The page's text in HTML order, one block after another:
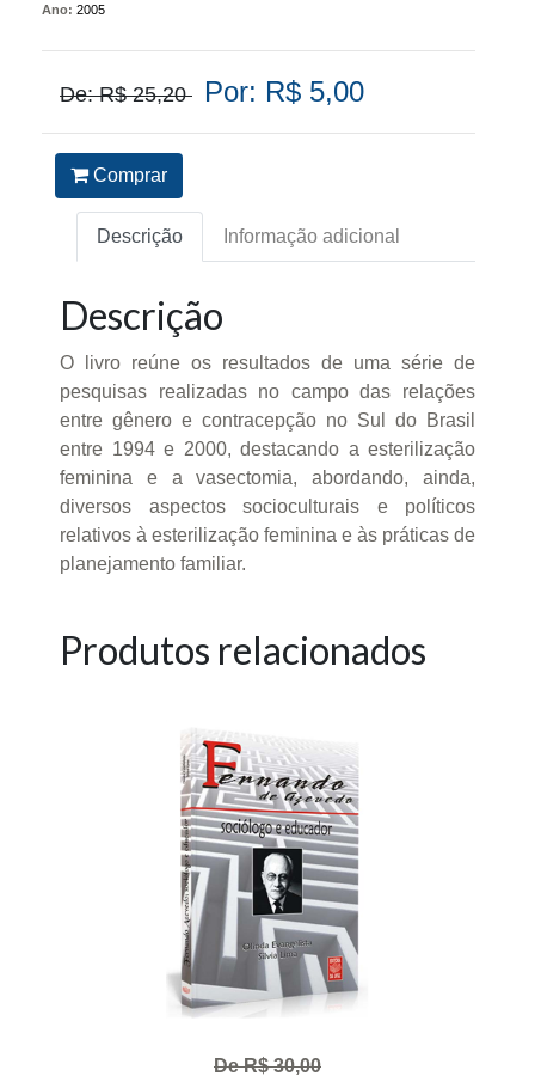
Ano: 2005
De: R$ 25,20 Por: R$ 5,00
Comprar
Descrição Informação adicional
Descrição
O livro reúne os resultados de uma série de
pesquisas realizadas no campo das relações
entre gênero e contracepção no Sul do Brasil
entre 1994 e 2000, destacando a esterilização
feminina e a vasectomia, abordando, ainda,
diversos aspectos socioculturais e políticos
relativos à esterilização feminina e às práticas de
planejamento familiar.
Produtos relacionados
De R$ 30,00